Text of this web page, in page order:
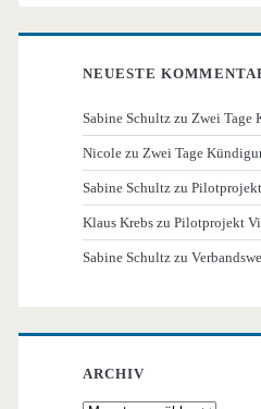
NEUESTE
Sabine Schultz zu Zwei Tage
Nicole zu Zwei Tage
Sabine Schultz zu
Klaus Krebs zuPilotprojekt
Sabine Schultz zu
ARCHIV